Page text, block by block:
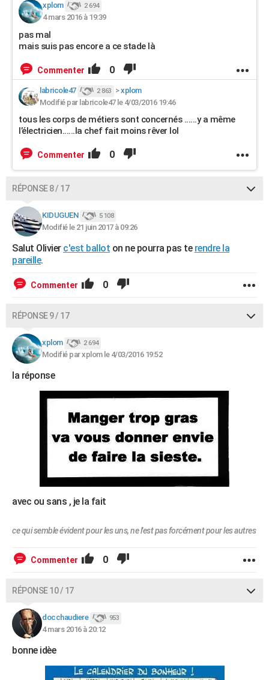
xplom 2 694
4 mars 2016 à 19:39
pas mal
mais suis pas encore a ce stade là
Commenter 0
labricole47 2 863 >xplom
Modifié par labricole47 le 4/03/2016 19:46
tous les corps de métiers sont concernés ......y a même
l’électricien......la chef fait moins rêver lol
Commenter 0
RÉPONSE 8 / 17
KIDUGUEN 5 108
Modifié le 21 juin 2017 à 09:26
Salut Olivier c'est ballot on ne pourra pas te rendre la
pareille.
Commenter 0
RÉPONSE 9 / 17
xplom 2 694
Modifié par xplom le 4/03/2016 19:52
la réponse
avec ou sans , je la fait
ce qui semble évident pour les uns, ne l'est pas forcément pour les autres
Commenter 0
RÉPONSE 10 / 17
docchaudiere 953
4 mars 2016 à 20:12
bonne idèe